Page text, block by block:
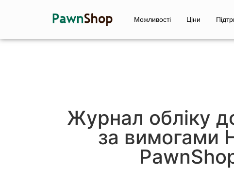
Можливості Ціни
Журнал обліку
за вимогами